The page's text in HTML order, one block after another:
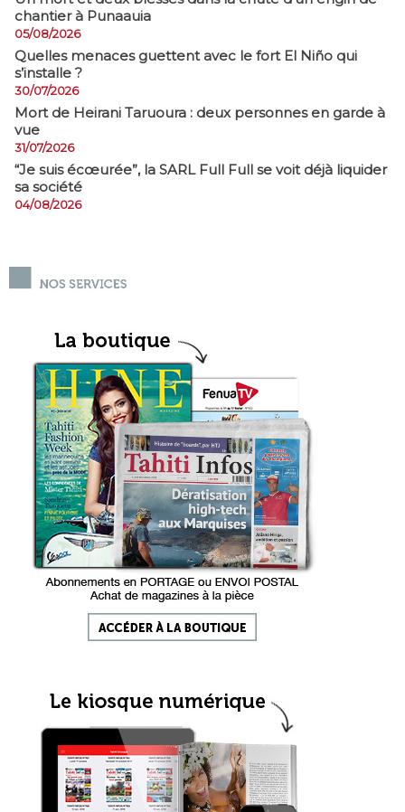
chantier à Punaauia
05/08/2026
Quelles menaces guettent avec le fort El Niño qui
s’installe ?
30/07/2026
Mort de Heirani Taruoura : deux personnes en garde à
vue
31/07/2026
​“Je suis écœurée”, la SARL Full Full se voit déjà liquider
sa société
04/08/2026